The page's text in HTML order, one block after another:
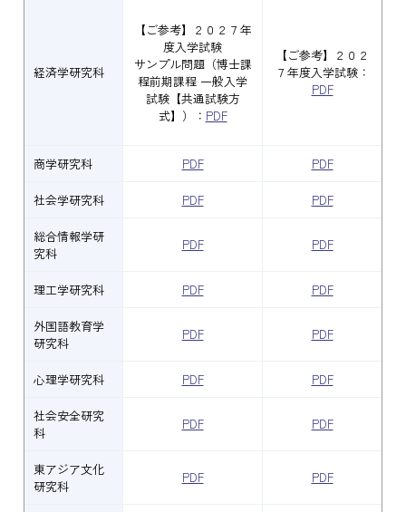
経済学研究科
【ご参考】２０２７年
度入学試験
サンプル問題（博士課
程前期課程 一般入学
試験【共通試験方
式】）： PDF
【ご参考】２０２
７年度入学試験：
PDF
商学研究科 PDF PDF
社会学研究科 PDF PDF
総合情報学研
究科
PDF PDF
理工学研究科 PDF PDF
外国語教育学
研究科
PDF PDF
心理学研究科 PDF PDF
社会安全研究
科
PDF PDF
東アジア文化
研究科
PDF PDF